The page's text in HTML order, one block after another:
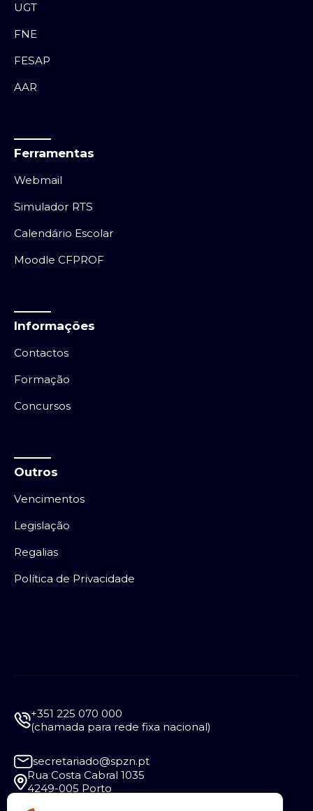
UGT
FNE
FESAP
AAR
Ferramentas
Webmail
Simulador RTS
Calendário Escolar
Moodle CFPROF
Informações
Contactos
Formação
Concursos
Outros
Vencimentos
Legislação
Regalias
Política de Privacidade
+351 225 070 000
(chamada para rede fixa nacional)
secretariado@spzn.pt
Rua Costa Cabral 1035
4249-005 Porto